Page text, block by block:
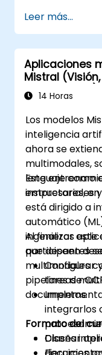
Leer más...
Aplicaciones
Mistral
documentos)
14 Horas
Los modelos
inteligencia
ahora se
multimodales,
lenguaje como
empresariales
Este
instructores,
está dirigido a
automático
ingenieros
que deseen
multimodales
pipelines de
documentos.
Al finalizar
participantes
Configurar
tareas
integrarlos
Diseñar
Formato del
Clases